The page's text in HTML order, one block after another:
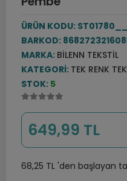
ÜRÜN KODU:
BARKOD:
MARKA: BILENN TEKSTIL
KATEGORI: TEK RENK
STOK: 5
649,99 TL
68,25 TL 'den başlayan